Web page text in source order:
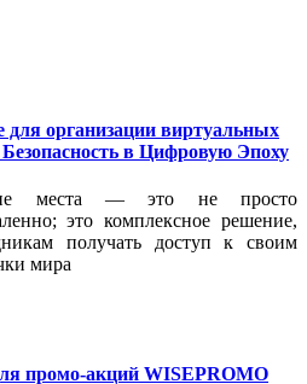
для организации виртуальных
в Цифровую Эпоху
места — это не просто
это комплексное решение,
получать доступ к своим
мира
промо-акций WISEPROMO